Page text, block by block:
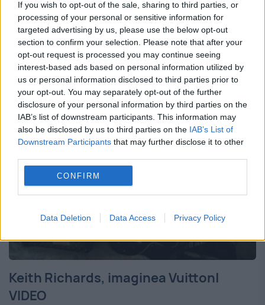
If you wish to opt-out of the sale, sharing to third parties, or
processing of your personal or sensitive information for
targeted advertising by us, please use the below opt-out
section to confirm your selection. Please note that after your
opt-out request is processed you may continue seeing
interest-based ads based on personal information utilized by
us or personal information disclosed to third parties prior to
your opt-out. You may separately opt-out of the further
disclosure of your personal information by third parties on the
IAB’s list of downstream participants. This information may
also be disclosed by us to third parties on the IAB’s List of
Downstream Participants that may further disclose it to other
CONFIRM
Data Deletion Data Access Privacy Policy
Stones, va fi noua imagine a casei de modă
Louis Vuitton, după ce personalităţi ca
Mihail Gorbaciov şi Catherine Deneuve au
fost implicate în campaniile...
Keith Richards, imaginea Vuitton|
VIDEO